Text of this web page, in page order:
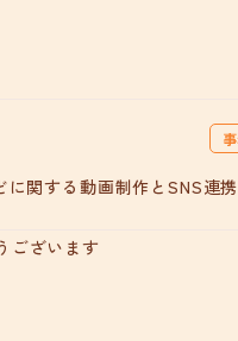
に関する動画制作とSNS連